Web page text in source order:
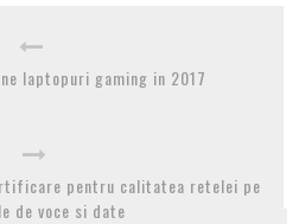
laptopuri gaming in 2017
pentru calitatea retelei pe
de voce si date